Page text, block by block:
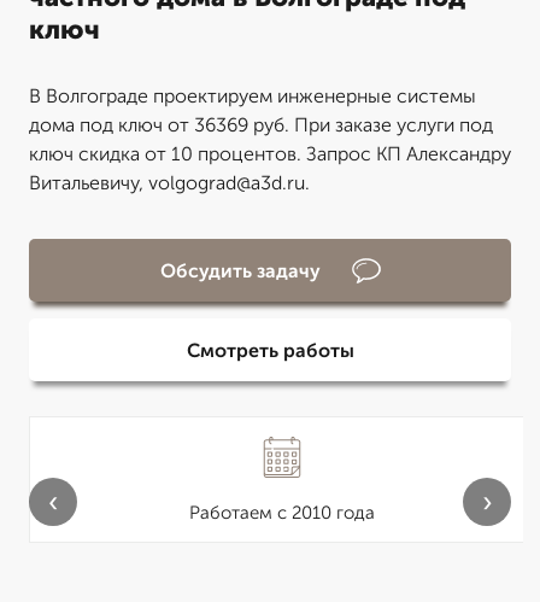
ключ
В Волгограде проектируем инженерные системы
дома под ключ от 36369 руб. При заказе услуги под
ключ скидка от 10 процентов. Запрос КП Александру
Витальевичу, volgograd@a3d.ru.
Обсудить задачу
Смотреть работы
Работаем с 2010 года
‹ ›